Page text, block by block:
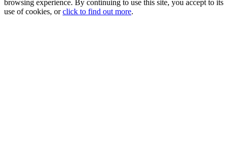
browsing experience. By continuing to use this site, you accept to its
use of cookies, orclick to find out more.